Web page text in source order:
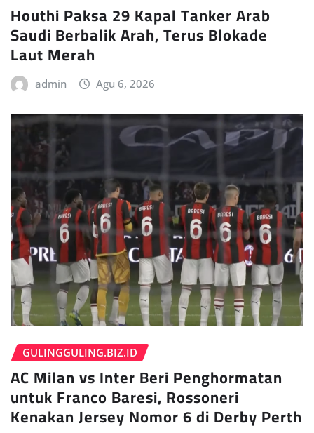
Houthi Paksa 29 Kapal Tanker Arab
Saudi Berbalik Arah, Terus Blokade
Laut Merah
admin Agu 6, 2026
GULINGGULING.BIZ.ID
AC Milan vs Inter Beri Penghormatan
untuk Franco Baresi, Rossoneri
Kenakan Jersey Nomor 6 di Derby Perth